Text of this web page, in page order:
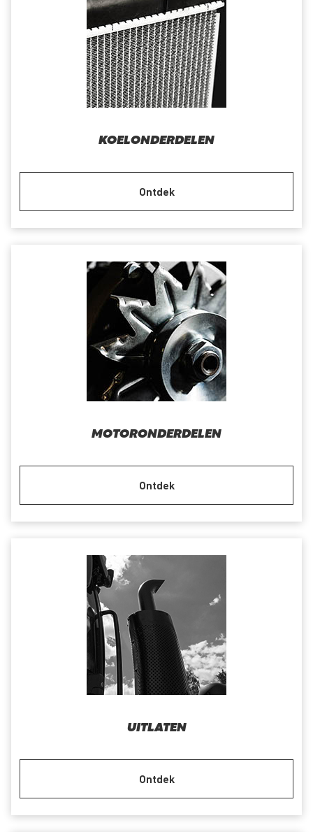
KOELONDERDELEN
Ontdek
MOTORONDERDELEN
Ontdek
UITLATEN
Ontdek